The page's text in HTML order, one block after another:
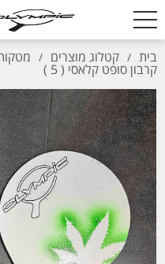
בית / קטלוג מוצרים /
קרבון סופט קלאסי ( 5 )